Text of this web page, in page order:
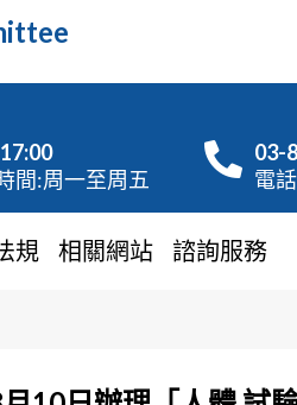
間:周一至周五
03-
電
規 相關網站 諮詢服務